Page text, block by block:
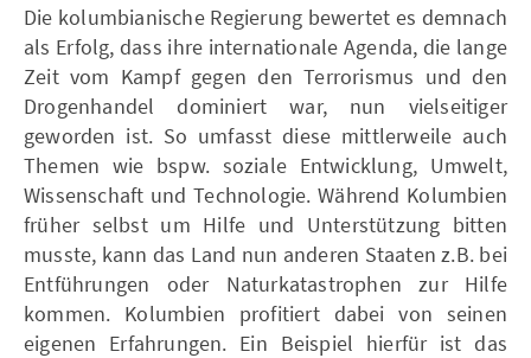
Die kolumbianische Regierung bewertet es demnach
als Erfolg, dass ihre internationale Agenda, die lange
Zeit vom Kampf gegen den Terrorismus und den
Drogenhandel dominiert war, nun vielseitiger
geworden ist. So umfasst diese mittlerweile auch
Themen wie bspw. soziale Entwicklung, Umwelt,
Wissenschaft und Technologie. Während Kolumbien
früher selbst um Hilfe und Unterstützung bitten
musste, kann das Land nun anderen Staaten z.B. bei
Entführungen oder Naturkatastrophen zur Hilfe
kommen. Kolumbien profitiert dabei von seinen
eigenen Erfahrungen. Ein Beispiel hierfür ist das